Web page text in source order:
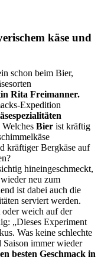
käse und
schon beim Bier,
Rita Freimanner.
Expedition
Bier ist kräftig
kräftiger Bergkäse auf
hineingeschmeckt,
neu zum
ist dabei auch die
serviert werden.
oder weich auf der
„Dieses Experiment
Was keine schlechte
Saison immer wieder
besten Geschmack in